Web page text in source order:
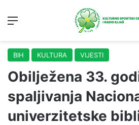
BIH KULTURA VIJESTI
Obilježena 33.
spaljivanja
univerzitetske